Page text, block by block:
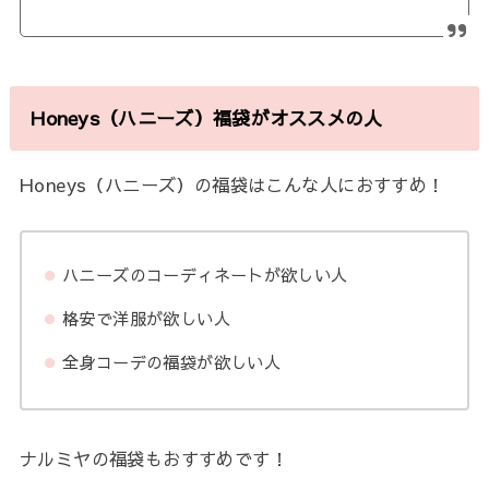
Honeys（ハニーズ）福袋がオススメの人
Honeys（ハニーズ）の福袋はこんな人におすすめ！
ハニーズのコーディネートが欲しい人
格安で洋服が欲しい人
全身コーデの福袋が欲しい人
ナルミヤの福袋もおすすめです！